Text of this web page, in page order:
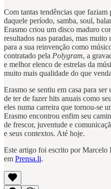
Com tantas tendências que
daquele período, samba, soul,
Erasmo criou um disco maduro
resultados nas paradas, mas
para a sua reinvenção como
contratado pela Polygram, a
e melhor elenco de estrelas da
muito mais qualidade do que
Erasmo se sentiu em casa para
de ter de fazer hits anuais como
eles numa carreira que tornou-se
Erasmo encontrou enfim seu
de frescor, juventude e
e seus contextos. Até hoje.
Este artigo foi escrito por Marcelo
em Prensa.li.